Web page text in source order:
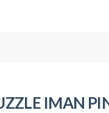
IMAN